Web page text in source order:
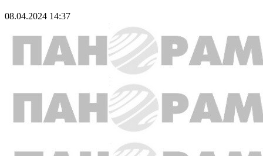
08.04.2024 14:37